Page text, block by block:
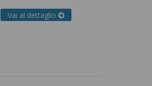
Vai al dettaglio